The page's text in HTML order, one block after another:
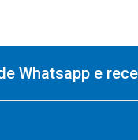
Whatsapp e